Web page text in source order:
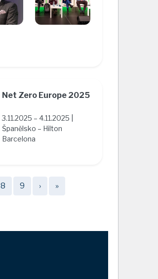
Net Zero Europe 2025
3.11.2025 – 4.11.2025 |
Španělsko – Hilton
Barcelona
8 9 › »